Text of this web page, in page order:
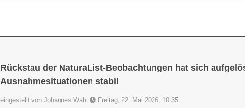
Rückstau der NaturaList-Beobachtungen hat sich
Ausnahmesituationen stabil
eingestellt von Johannes Wahl Freitag, 22. Mai 2026, 10:35